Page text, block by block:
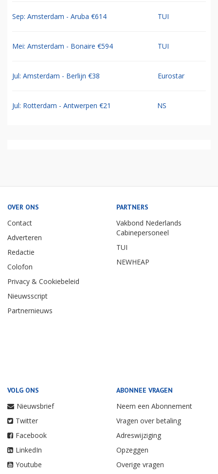
Sep: Amsterdam - Aruba €614 TUI
Mei: Amsterdam - Bonaire €594 TUI
Jul: Amsterdam - Berlijn €38 Eurostar
Jul: Rotterdam - Antwerpen €21 NS
OVER ONS
Contact
Adverteren
Redactie
Colofon
Privacy & Cookiebeleid
Nieuwsscript
Partnernieuws
PARTNERS
Vakbond Nederlands
Cabinepersoneel
TUI
NEWHEAP
VOLG ONS
Nieuwsbrief
Twitter
Facebook
LinkedIn
Youtube
ABONNEE VRAGEN
Neem een Abonnement
Vragen over betaling
Adreswijziging
Opzeggen
Overige vragen